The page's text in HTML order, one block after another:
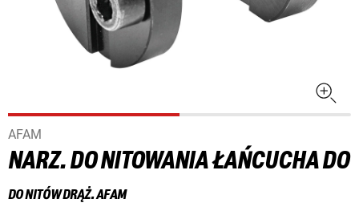
AFAM
NARZ. DO NITOWANIA ŁAŃCUCHA DO
DO NITÓW DRĄŻ. AFAM